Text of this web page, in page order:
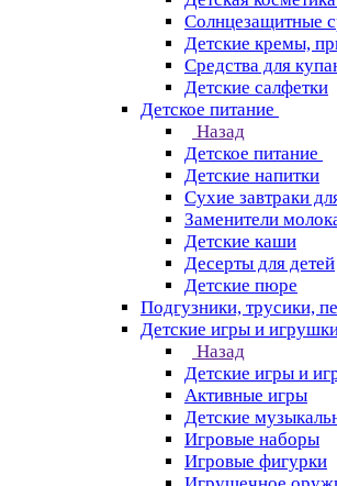
Солнцезащитные
Детские кремы,
Средства для
Детские салфетки
Детское питание
Назад
Детское питание
Детские напитки
Сухие завтраки
Заменители
Детские каши
Десерты для детей
Детские пюре
Подгузники, трусики,
Детские игры и
Назад
Детские игры и
Активные игры
Детские
Игровые наборы
Игровые фигурки